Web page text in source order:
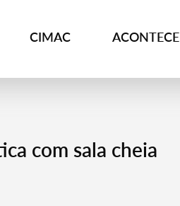
CIMAC ACONTECE
com sala cheia